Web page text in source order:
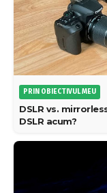
PRIN OBIECTIVUL MEU
DSLR vs.
DSLR acum?